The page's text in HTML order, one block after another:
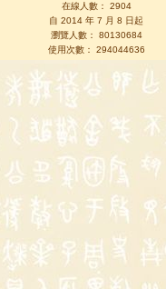
在線人數： 2904
自 2014 年 7 月 8 日起
瀏覽人數： 80130684
使用次數： 294044636